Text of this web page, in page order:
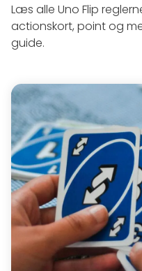
Læs alle Uno Flip
actionskort, point og
guide.